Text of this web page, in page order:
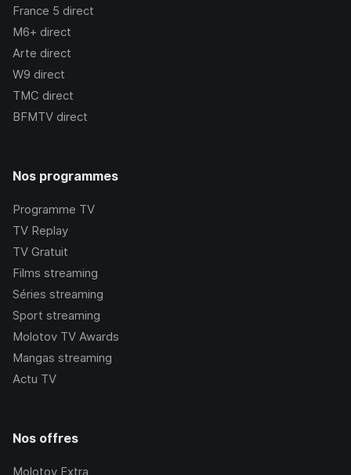
France 5 direct
M6+ direct
Arte direct
W9 direct
TMC direct
BFMTV direct
Nos programmes
Programme TV
TV Replay
TV Gratuit
Films streaming
Séries streaming
Sport streaming
Molotov TV Awards
Mangas streaming
Actu TV
Nos offres
Molotov Extra